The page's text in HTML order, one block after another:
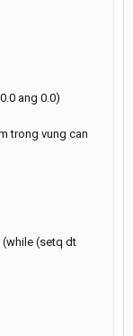
ang 0.0)
trong vung can
(setq dt